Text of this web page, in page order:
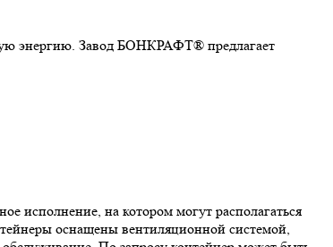
энергию. Завод БОНКРАФТ® предлагает
исполнение, на котором могут располагаться
оснащены вентиляционной системой,